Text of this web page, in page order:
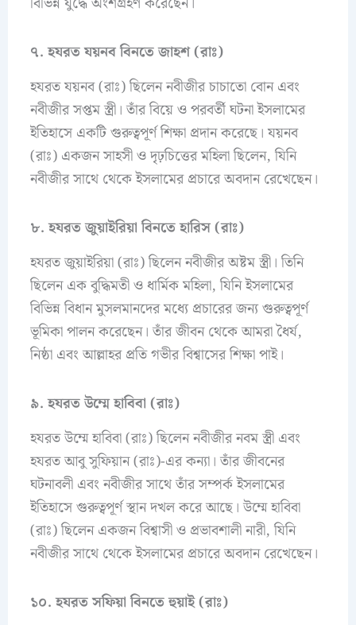
৭. হযরত যয়নব বিনতে জাহশ (রাঃ)
হযরত যয়নব (রাঃ) ছিলেন নবীজীর চাচাতো বোন এবং
নবীজীর সপ্তম স্ত্রী। তাঁর বিয়ে ও পরবর্তী ঘটনা ইসলামের
ইতিহাসে একটি গুরুত্বপূর্ণ শিক্ষা প্রদান করেছে। যয়নব
(রাঃ) একজন সাহসী ও দৃঢ়চিত্তের মহিলা ছিলেন, যিনি
নবীজীর সাথে থেকে ইসলামের প্রচারে অবদান রেখেছেন।
৮. হযরত জুয়াইরিয়া বিনতে হারিস (রাঃ)
হযরত জুয়াইরিয়া (রাঃ) ছিলেন নবীজীর অষ্টম স্ত্রী। তিনি
ছিলেন এক বুদ্ধিমতী ও ধার্মিক মহিলা, যিনি ইসলামের
বিভিন্ন বিধান মুসলমানদের মধ্যে প্রচারের জন্য গুরুত্বপূর্ণ
ভূমিকা পালন করেছেন। তাঁর জীবন থেকে আমরা ধৈর্য,
নিষ্ঠা এবং আল্লাহর প্রতি গভীর বিশ্বাসের শিক্ষা পাই।
৯. হযরত উম্মে হাবিবা (রাঃ)
হযরত উম্মে হাবিবা (রাঃ) ছিলেন নবীজীর নবম স্ত্রী এবং
হযরত আবু সুফিয়ান (রাঃ)-এর কন্যা। তাঁর জীবনের
ঘটনাবলী এবং নবীজীর সাথে তাঁর সম্পর্ক ইসলামের
ইতিহাসে গুরুত্বপূর্ণ স্থান দখল করে আছে। উম্মে হাবিবা
(রাঃ) ছিলেন একজন বিশ্বাসী ও প্রভাবশালী নারী, যিনি
নবীজীর সাথে থেকে ইসলামের প্রচারে অবদান রেখেছেন।
১০. হযরত সফিয়া বিনতে হুয়াই (রাঃ)